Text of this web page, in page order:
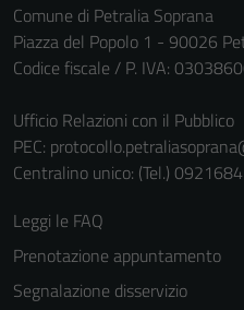
Comune di Petralia Soprana
Piazza del Popolo 1 - 90026
Codice fiscale / P. IVA:
Ufficio Relazioni con il Pubblico
PEC:
Centralino unico: (Tel.)
Leggi le FAQ
Prenotazione appuntamento
Segnalazione disservizio